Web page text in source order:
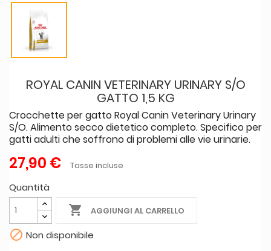
ROYAL CANIN VETERINARY URINARY S/O
GATTO 1,5 KG
Crocchette per gatto Royal Canin Veterinary Urinary
S/O. Alimento secco dietetico completo. Specifico per
gatti adulti che soffrono di problemi alle vie urinarie.
27,90 € Tasse incluse
Quantità
 AGGIUNGI AL CARRELLO
 Non disponibile